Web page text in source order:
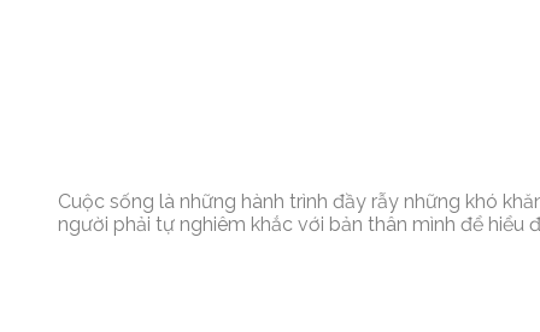
Cuộc sống là những hành trình đầy rẫy những khó
người phải tự nghiêm khắc với bản thân mình để